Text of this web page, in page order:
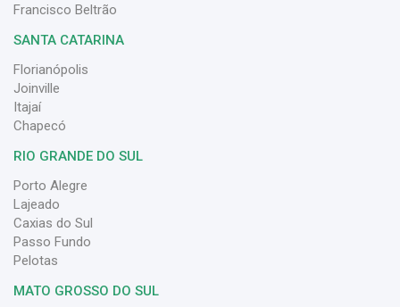
Francisco Beltrão
SANTA CATARINA
Florianópolis
Joinville
Itajaí
Chapecó
RIO GRANDE DO SUL
Porto Alegre
Lajeado
Caxias do Sul
Passo Fundo
Pelotas
MATO GROSSO DO SUL